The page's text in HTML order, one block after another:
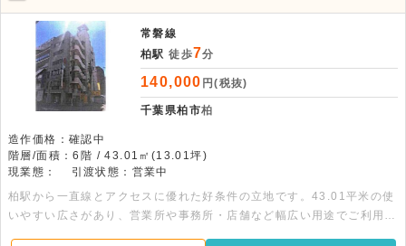
常磐線
柏駅 徒歩7分
140,000 円(税抜)
千葉県柏市柏
造作価格：確認中
階層/面積：6階 / 43.01㎡(13.01坪)
現業態：
引渡状態：営業中
柏駅から一直線とアクセスに優れた好条件の立地です。43.01平米の使
いやすい広さがあり、営業所や事務所・店舗など幅広い用途でご利用い